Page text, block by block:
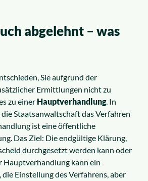
abgelehnt – was
Sie aufgrund der
Ermittlungen nicht zu
zu einer Hauptverhandlung. In
Staatsanwaltschaft das Verfahren
ist eine öffentliche
Das Ziel: Die endgültige Klärung,
durchgesetzt werden kann oder
Hauptverhandlung kann ein
Einstellung des Verfahrens, aber